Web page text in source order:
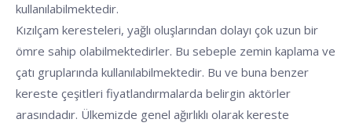
kullanılabilmektedir.
Kızılçam keresteleri, yağlı oluşlarından dolayı çok uzun bir
ömre sahip olabilmektedirler. Bu sebeple zemin kaplama ve
çatı gruplarında kullanılabilmektedir. Bu ve buna benzer
kereste çeşitleri fiyatlandırmalarda belirgin aktörler
arasındadır. Ülkemizde genel ağırlıklı olarak kereste